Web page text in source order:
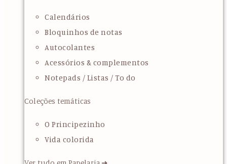
Calendários
Bloquinhos de notas
Autocolantes
Acessórios & complementos
Notepads / Listas / To do
Coleções temáticas
O Principezinho
Vida colorida